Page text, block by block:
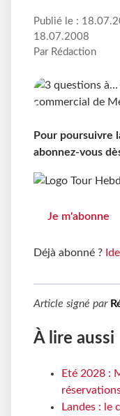
Publié le :
18.07.2008
Par Rédaction
Pour poursuivre
abonnez-vous
Je m'abonne
Déjà abonné ?
Article signé par
À lire aussi
Eté 2028 :
Landes : le